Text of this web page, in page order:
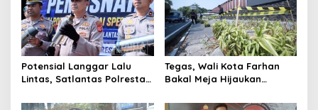
Potensial Langgar Lalu
Lintas, Satlantas Polresta
Motor Berknalpot Brong
Tegas, Wali Kota Farhan
Bakal Meja Hijaukan
Riau